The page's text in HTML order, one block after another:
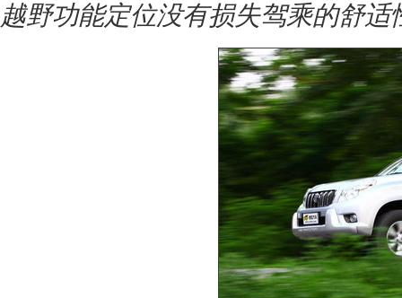
越野功能定位没有损失驾乘的舒适